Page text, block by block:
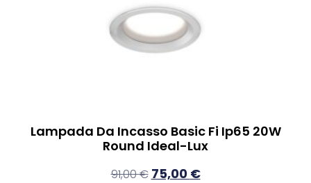
Lampada Da Incasso Basic Fi Ip65 20W
Round Ideal-Lux
91,00€ 75,00 €